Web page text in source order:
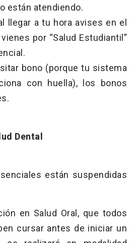
están atendiendo.
llegar a tu hora avises en el
por “Salud Estudiantil”
bono (porque tu sistema
con huella), los bonos
Dental
están suspendidas
en Salud Oral, que todos
cursar antes de iniciar un